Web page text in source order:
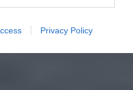
Privacy Policy